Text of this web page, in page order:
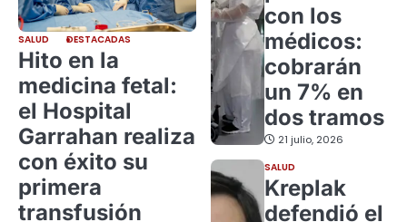
SALUD DESTACADAS
Hito en la
medicina fetal:
el Hospital
Garrahan realiza
con éxito su
primera
transfusión
con los
médicos:
cobrarán
un 7% en
dos tramos
21 julio, 2026
SALUD
Kreplak
defendió el